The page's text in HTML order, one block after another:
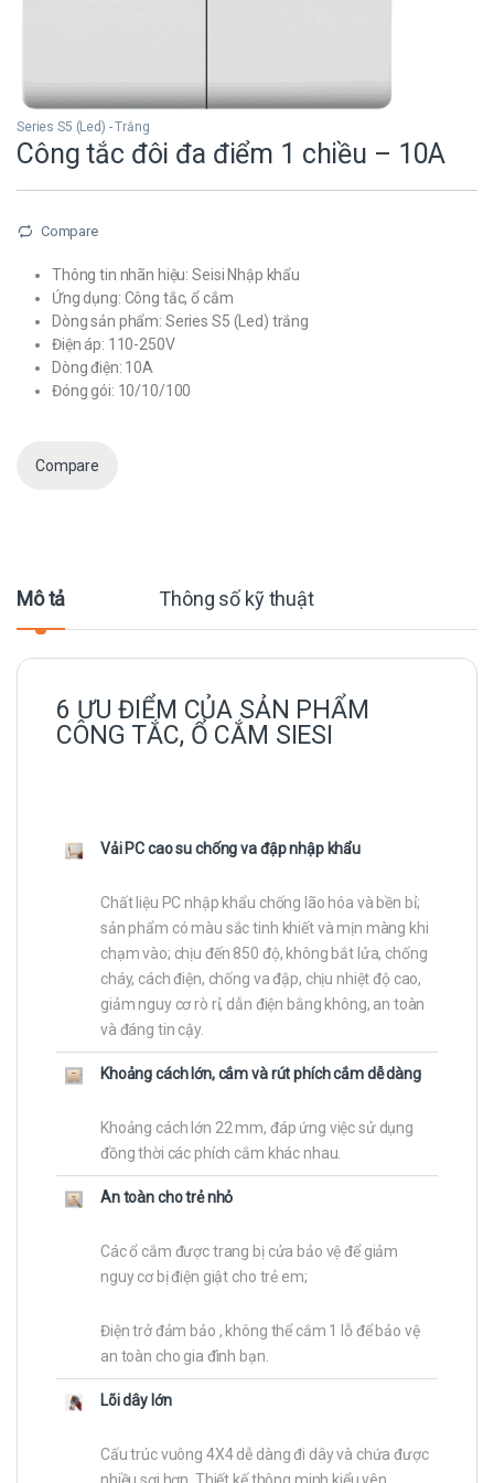
Series S5 (Led) - Trắng
Công tắc đôi đa điểm 1 chiều – 10A
Compare
Thông tin nhãn hiệu: Seisi Nhập khẩu
Ứng dụng: Công tắc, ổ cắm
Dòng sản phẩm: Series S5 (Led) trắng
Điện áp: 110-250V
Dòng điện: 10A
Đóng gói: 10/10/100
Compare
Mô tả Thông số kỹ thuật
6 ƯU ĐIỂM CỦA SẢN PHẨM
CÔNG TẮC, Ổ CẮM SIESI
Vải PC cao su chống va đập nhập khẩu
Chất liệu PC nhập khẩu chống lão hóa và bền bỉ;
sản phẩm có màu sắc tinh khiết và mịn màng khi
chạm vào; chịu đến 850 độ, không bắt lửa, chống
cháy, cách điện, chống va đập, chịu nhiệt độ cao,
giảm nguy cơ rò rỉ, dẫn điện bằng không, an toàn
và đáng tin cậy.
Khoảng cách lớn, cắm và rút phích cắm dễ dàng
Khoảng cách lớn 22 mm, đáp ứng việc sử dụng
đồng thời các phích cắm khác nhau.
An toàn cho trẻ nhỏ
Các ổ cắm được trang bị cửa bảo vệ để giảm
nguy cơ bị điện giật cho trẻ em;
Điện trở đảm bảo , không thể cắm 1 lỗ để bảo vệ
an toàn cho gia đình bạn.
Lõi dây lớn
Cấu trúc vuông 4X4 dễ dàng đi dây và chứa được